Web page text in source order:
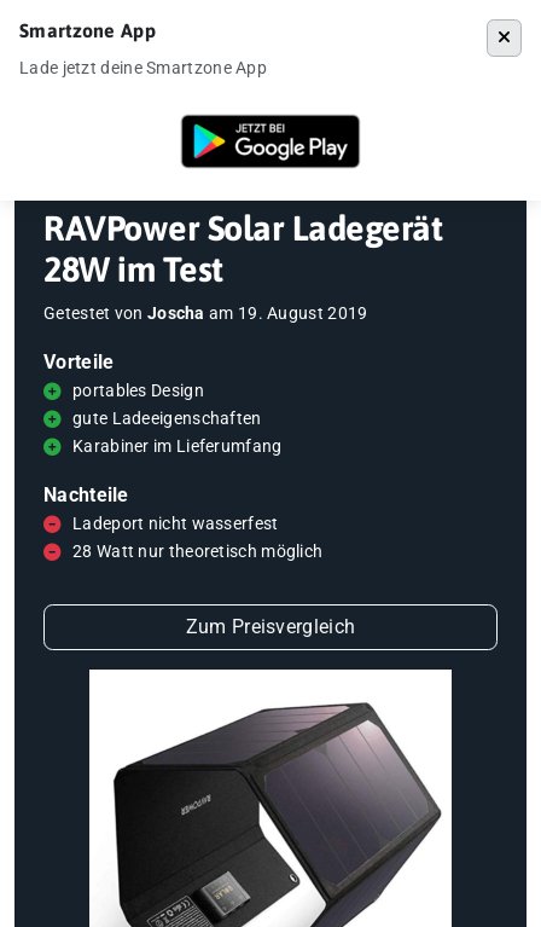
»RAVPower Solar Ladegerät 28W im Test
RAVPower Solar Ladegerät
28W im Test
Getestet von Joscha am 19. August 2019
Vorteile
portables Design
gute Ladeeigenschaften
Karabiner im Lieferumfang
Nachteile
Ladeport nicht wasserfest
28 Watt nur theoretisch möglich
Zum Preisvergleich
Smartzone App
Lade jetzt deine Smartzone App